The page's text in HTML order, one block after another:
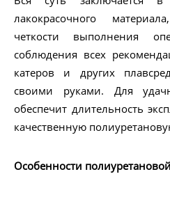
лакокрасочного
четкости выполнения
соблюдения всех
катеров и других
своими руками. Для
обеспечит длительность
качественную
Особенности